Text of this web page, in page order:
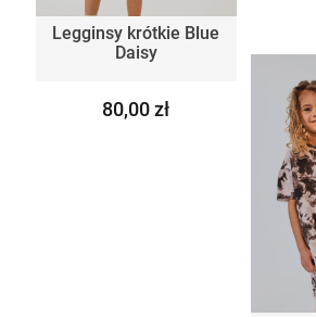
Legginsy krótkie Blue
Daisy
80,00 zł